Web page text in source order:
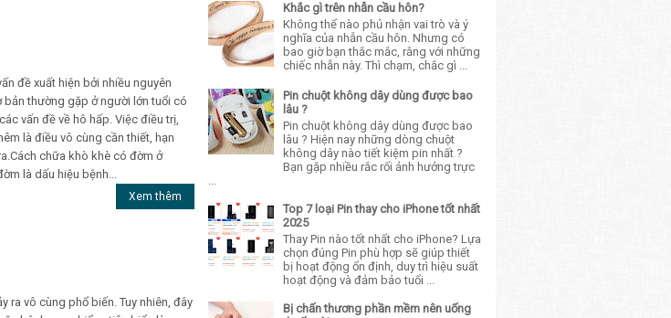
đề xuất hiện bởi nhiều nguyên
bản thường gặp ở người lớn tuổi có
vấn đề về hô hấp. Việc điều trị,
là điều vô cùng cần thiết, hạn
chữa khò khè có đờm ở
là dấu hiệu bệnh...
Xem thêm
ra vô cùng phổ biến. Tuy nhiên, đây
Khắc gì trên nhẫn cầu hôn?
Không thể nào phủ nhận vai trò và ý
nghĩa của nhẫn cầu hôn. Nhưng có
bao giờ bạn thắc mắc, rằng với những
chiếc nhẫn này. Thì chạm, chắc gì ...
Pin chuột không dây dùng được bao
lâu ?
Pin chuột không dây dùng được bao
lâu ? Hiện nay những dòng chuột
không dây nào tiết kiệm pin nhất ?
Bạn gặp nhiều rắc rối ảnh hưởng trực
Top 7 loại Pin thay cho iPhone tốt nhất
2025
Thay Pin nào tốt nhất cho iPhone? Lựa
chọn đúng Pin phù hợp sẽ giúp thiết
bị hoạt động ổn định, duy trì hiệu suất
hoạt động và đảm bảo tuổi ...
Bị chấn thương phần mềm nên uống